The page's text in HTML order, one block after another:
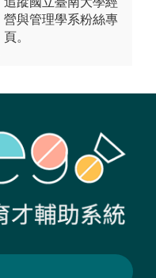
營與管理學系粉絲專
頁。